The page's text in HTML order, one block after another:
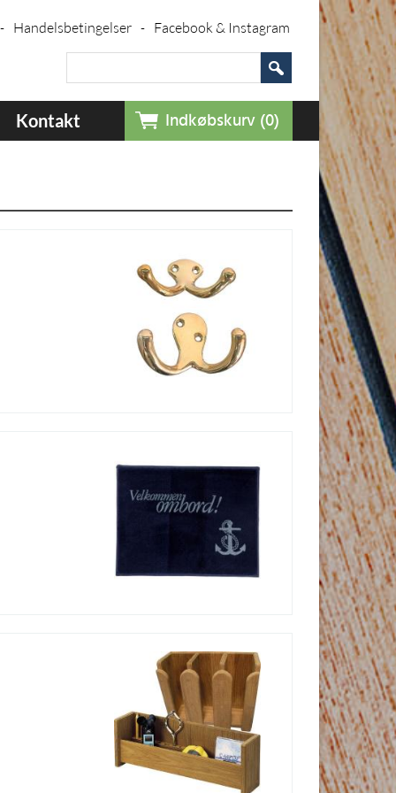
- Handelsbetingelser - Facebook & Instagram
Kontakt Indkøbskurv (0)